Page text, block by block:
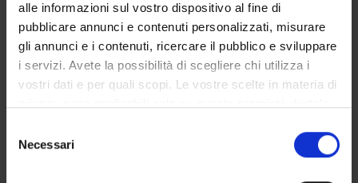
alle informazioni sul vostro dispositivo al fine di
pubblicare annunci e contenuti personalizzati, misurare
gli annunci e i contenuti, ricercare il pubblico e sviluppare
i servizi. Avete la possibilità di scegliere chi utilizza i
vostri dati e per quali scopi. Le vostre scelte in materia di
modificare o revocare il proprio consenso in qualsiasi
momento dalla Dichiarazione sui cookie o facendo clic
delNecessari
Fondazione Cariverona
Funds:assigned and managed by the department